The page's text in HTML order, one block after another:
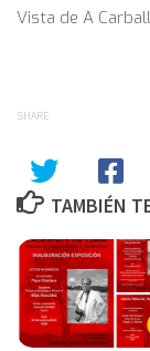
Vista de A
SHARE
TAMBIÉN